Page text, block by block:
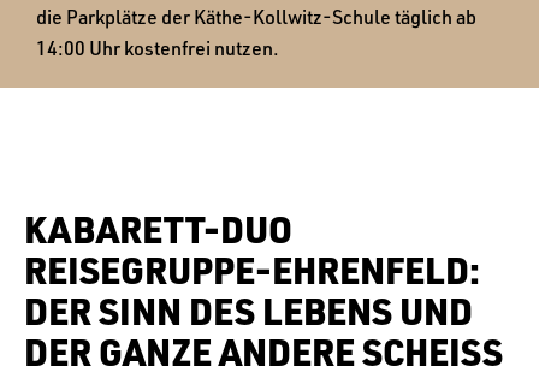
die Parkplätze der Käthe-Kollwitz-Schule täglich ab
14:00 Uhr kostenfrei nutzen.
KABARETT-DUO
REISEGRUPPE-EHRENFELD:
DER SINN DES LEBENS UND
DER GANZE ANDERE SCHEISS